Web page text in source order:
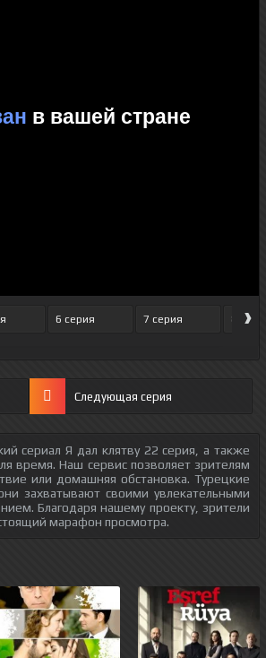
6 серия 7 серия 8 серия
›
Следующая серия
сериал Я дал клятву 22 серия, а также
время. Наш сервис позволяет зрителям
или домашняя обстановка. Турецкие
захватывают своими увлекательными
Благодаря нашему проекту, зрители
марафон просмотра.